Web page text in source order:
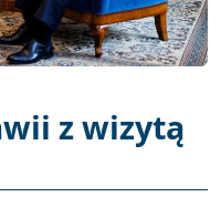
z wizytą